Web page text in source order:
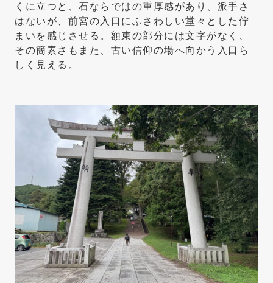
くに立つと、石ならではの重厚感があり、派手さ
はないが、前宮の入口にふさわしい堂々とした佇
まいを感じさせる。額束の部分には文字がなく、
その簡素さもまた、古い信仰の場へ向かう入口ら
しく見える。